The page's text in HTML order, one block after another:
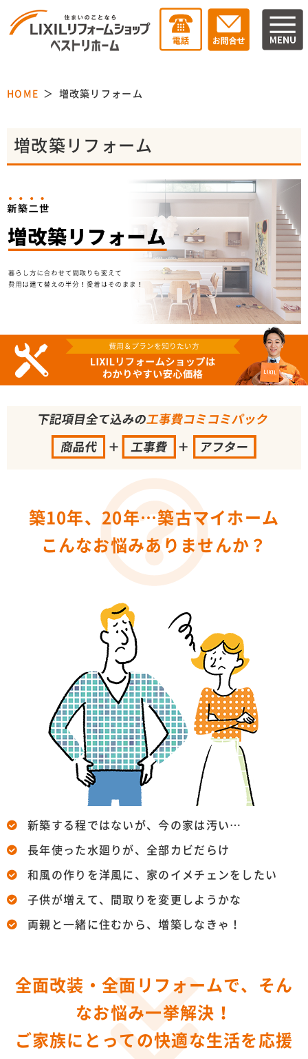
HOME 増改築リフォーム
増改築リフォーム
築10年、20年…築古マイホーム
こんなお悩みありませんか？
新築する程ではないが、今の家は汚い…
長年使った水廻りが、全部カビだらけ
和風の作りを洋風に、家のイメチェンをしたい
子供が増えて、間取りを変更しようかな
両親と一緒に住むから、増築しなきゃ！
全面改装・全面リフォームで、そん
なお悩み一挙解決！
ご家族にとっての快適な生活を応援